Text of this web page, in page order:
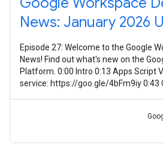
News: January 2026
Episode 27: Welcome to the Google
News! Find out what's new on the
Platform. 0:00 Intro 0:13 Apps Script
service: https://goo.gle/4bFm9iy 0:43